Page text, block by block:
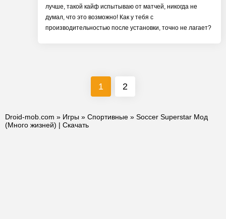
лучше, такой кайф испытываю от матчей, никогда не
думал, что это возможно! Как у тебя с
производительностью после установки, точно не лагает?
1 2
Droid-mob.com » Игры » Спортивные » Soccer Superstar Мод
(Много жизней) | Скачать